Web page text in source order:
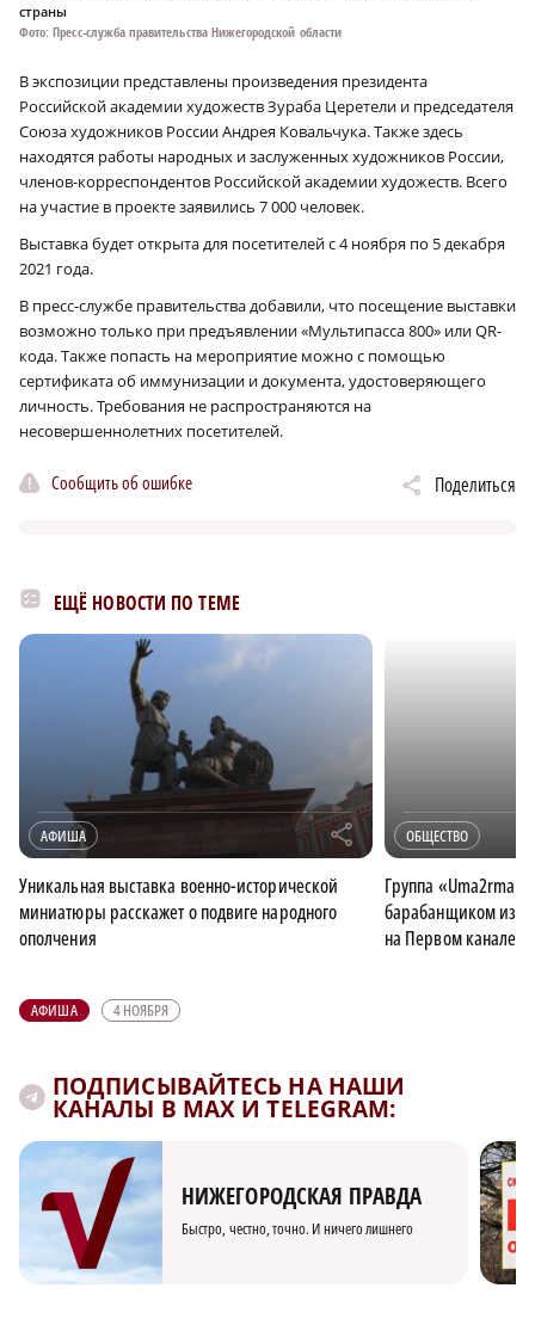
страны
Фото: Пресс-служба правительства Нижегородской области
В экспозиции представлены произведения президента
Российской академии художеств Зураба Церетели и председателя
Союза художников России Андрея Ковальчука. Также здесь
находятся работы народных и заслуженных художников России,
членов-корреспондентов Российской академии художеств. Всего
на участие в проекте заявились 7 000 человек.
Выставка будет открыта для посетителей с 4 ноября по 5 декабря
2021 года.
В пресс-службе правительства добавили, что посещение выставки
возможно только при предъявлении «Мультипасса 800» или QR-
кода. Также попасть на мероприятие можно с помощью
сертификата об иммунизации и документа, удостоверяющего
личность. Требования не распространяются на
несовершеннолетних посетителей.
Сообщить об ошибке Поделиться
ЕЩЁ НОВОСТИ ПО ТЕМЕ
АФИША r
Уникальная выставка военно-исторической
миниатюры расскажет о подвиге народного
ополчения
ОБЩЕСТВО
Группа
барабанщиком из
на Первом канале
АФИША 4 НОЯБРЯ
ПОДПИСЫВАЙТЕСЬ НА НАШИ
КАНАЛЫ В MAX И TELEGRAM:
НИЖЕГОРОДСКАЯ ПРАВДА
Быстро, честно, точно. И ничего лишнего